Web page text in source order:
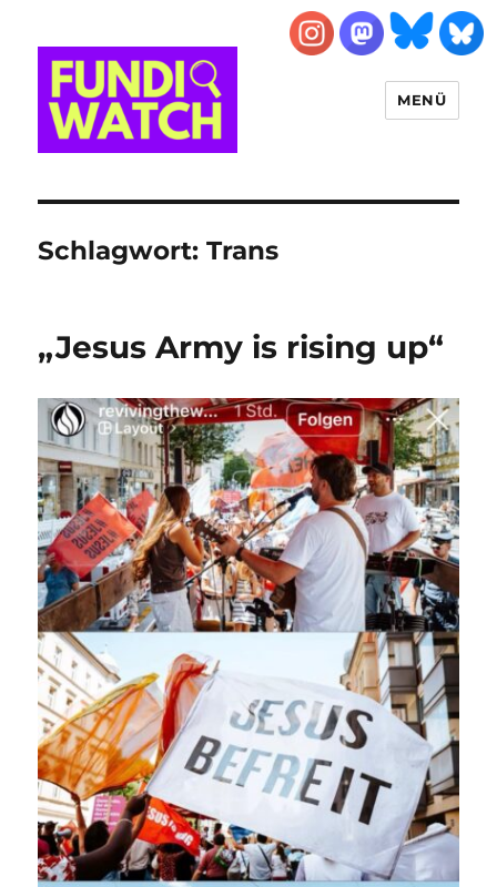
MENÜ
Schlagwort:Trans
„Jesus Army is rising up“